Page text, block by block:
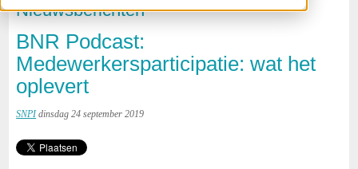
Nieuwsberichten
BNR Podcast:
Medewerkersparticipatie: wat het
oplevert
SNPIdinsdag 24 september 2019